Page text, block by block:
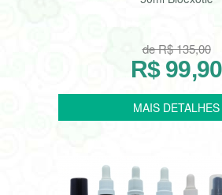
de R$ 135,00
R$ 99,90